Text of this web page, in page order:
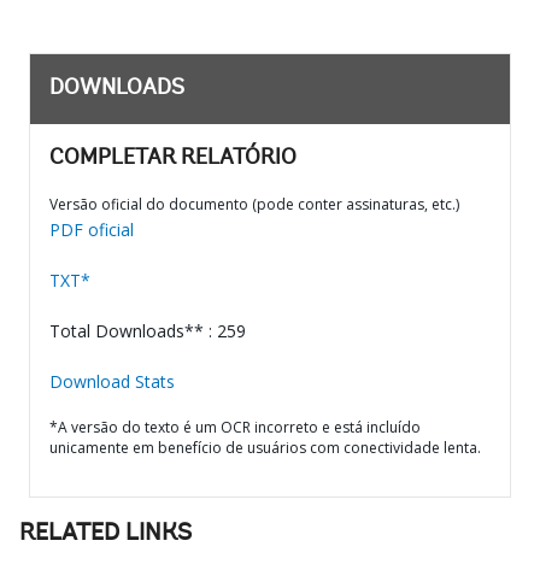
DOWNLOADS
COMPLETAR RELATÓRIO
Versão oficial do documento (pode conter assinaturas, etc.)
PDF oficial
TXT*
Total Downloads** : 259
Download Stats
*A versão do texto é um OCR incorreto e está incluído
unicamente em benefício de usuários com conectividade lenta.
RELATED LINKS